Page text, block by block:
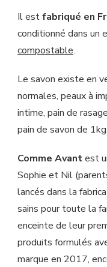
Il estfabriqué en
conditionné dans un
compostable.
Le savon existe en
normales, peaux à
intime, pain de
pain de savon de 1kg.
Comme Avantest
Sophie et Nil
lancés dans la
sains pour toute la
enceinte de leur
produits formulés
marque en 2017,